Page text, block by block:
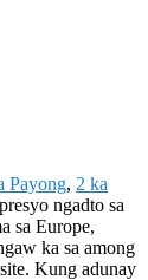
Payong, 2 ka
ngadto sa
sa Europe,
ka sa among
Kung adunay